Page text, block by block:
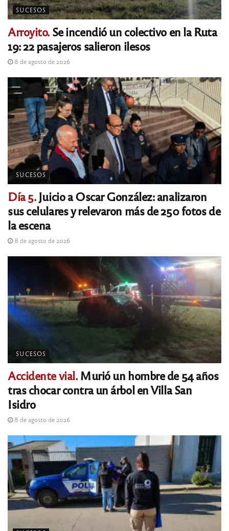
SUCESOS
Arroyito. Se incendió un colectivo en la Ruta
19: 22 pasajeros salieron ilesos
8 de agosto de 2026
SUCESOS
Día 5.Juicio a Oscar González: analizaron
sus celulares y relevaron más de 250 fotos de
la escena
8 de agosto de 2026
SUCESOS
Accidente vial.Murió un hombre de 54 años
tras chocar contra un árbol en Villa San
Isidro
8 de agosto de 2026